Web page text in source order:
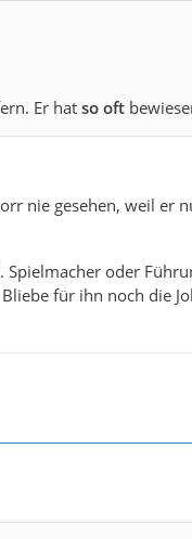
Er hat so oft
nie gesehen, weil er
oder
für ihn noch die